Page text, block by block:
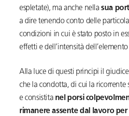
espletate), ma anche nellasua
a dire tenendo conto delle
condizioni in cui è stato posto in
effetti e dell’intensità
Alla luce di questi principi il
che la condotta, di cui la ricorrente
e consistita nel porsi
rimanere assente dal lavoro